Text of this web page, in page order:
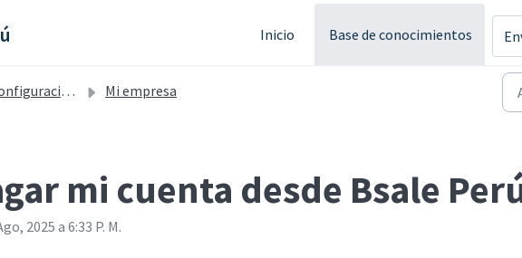
Inicio Base de conocimientos
- Perú Mi empresa
mi cuenta desde Bsale
2025 a 6:33 P. M.